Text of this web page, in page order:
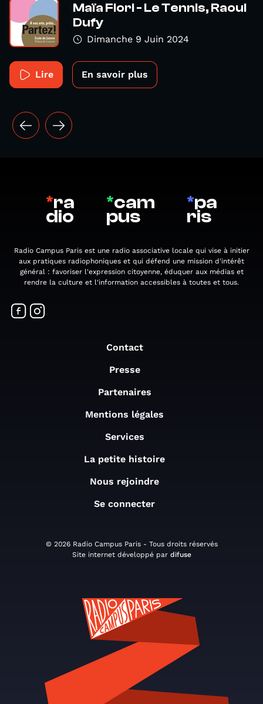
Maïa Fiori - Le Tennis, Raoul
Dufy
Dimanche 9 Juin 2024
Lire En savoir plus
*ra
dio
*cam
pus
*pa
ris
Radio Campus Paris est une radio associative locale qui vise à initier
aux pratiques radiophoniques et qui défend une mission d'intérêt
général : favoriser l'expression citoyenne, éduquer aux médias et
rendre la culture et l'information accessibles à toutes et tous.
Contact
Presse
Partenaires
Mentions légales
Services
La petite histoire
Nous rejoindre
Se connecter
© 2026 Radio Campus Paris - Tous droits réservés
Site internet développé par difuse